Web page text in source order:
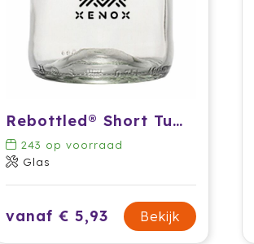
Rebottled® Short Tumbler 250 ml drinkglas
243 op voorraad
Glas
vanaf € 5,93 Bekijk